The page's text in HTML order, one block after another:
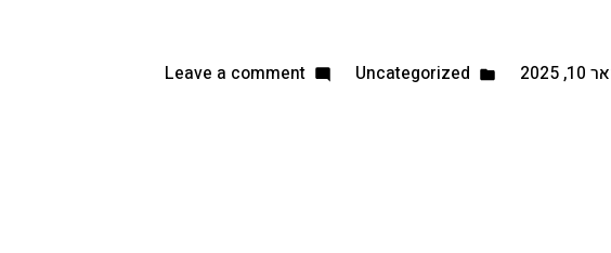
2025
Uncategorized
Leave a comment